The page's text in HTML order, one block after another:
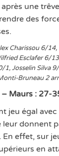
une
des
Charissou 6/14,
Esclafer 6/
Josselin Silva
Bruneau 2
– Maurs : 27-
jeu égal avec
donnent
effet, sur
en